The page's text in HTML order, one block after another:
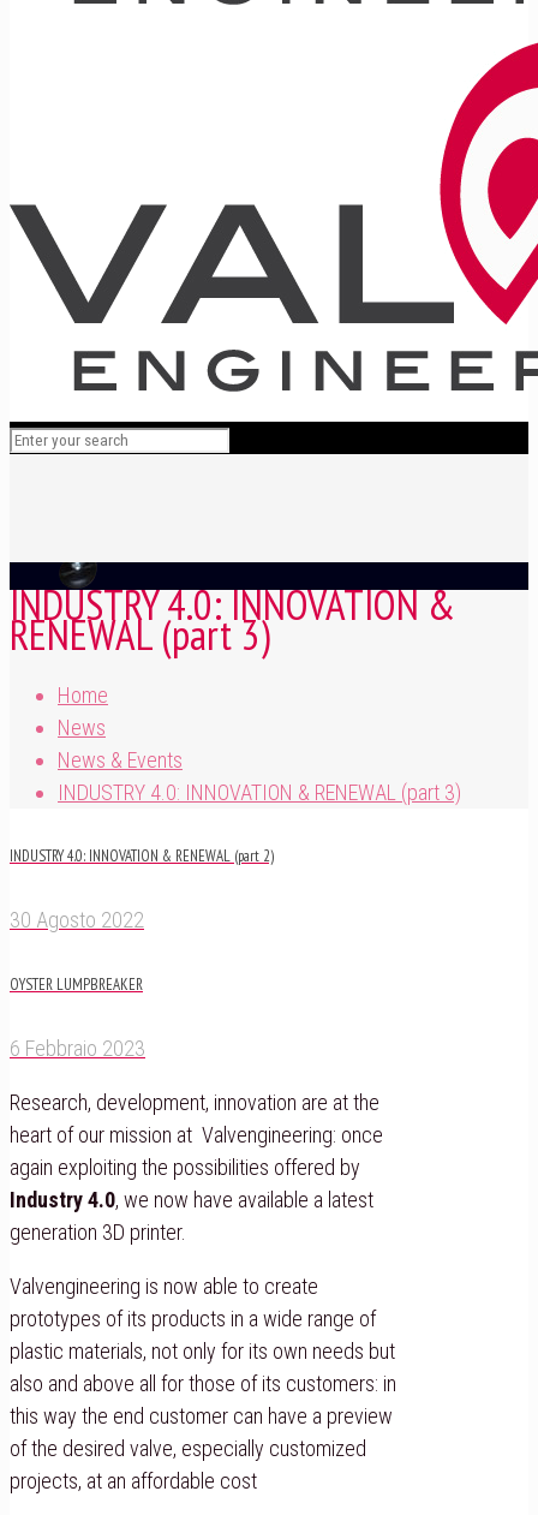
INDUSTRY 4.0: INNOVATION &
RENEWAL (part 3)
Home
News
News & Events
INDUSTRY 4.0: INNOVATION & RENEWAL (part 3)
INDUSTRY 4.0: INNOVATION & RENEWAL (part 2)
30 Agosto 2022
OYSTER LUMPBREAKER
6 Febbraio 2023
Research, development, innovation are at the
heart of our mission at Valvengineering: once
again exploiting the possibilities offered by
Industry 4.0, we now have available a latest
generation 3D printer.
Valvengineering is now able to create
prototypes of its products in a wide range of
plastic materials, not only for its own needs but
also and above all for those of its customers: in
this way the end customer can have a preview
of the desired valve, especially customized
projects, at an affordable cost